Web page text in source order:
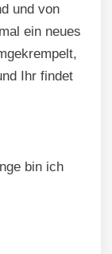
und von
ein neues
Ihr findet
bin ich